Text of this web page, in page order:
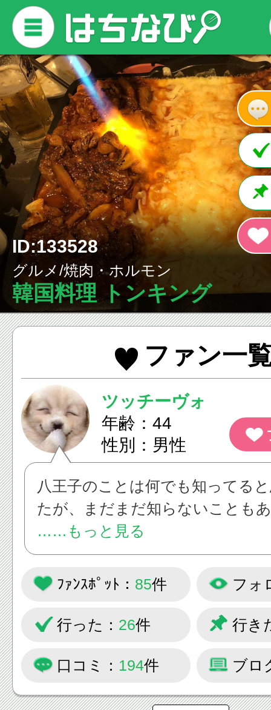
ID:133528
グルメ/焼肉・ホルモン
韓国料理 トンキング
ファン一
ツッチーヴォ
年齢：44
性別：男性
八王子のことは何でも知ってる
たが、まだまだ知らないことも
で・・・・。
……もっと見る
ﾌｧﾝｽﾎﾟｯﾄ： 85件 フォ
行った： 26件 行き
口コミ： 194件 ブロ